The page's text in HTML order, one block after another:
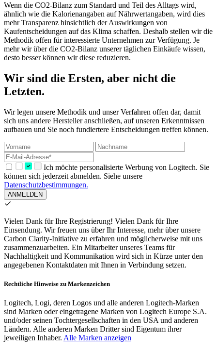
Wenn die CO2-Bilanz zum Standard und Teil des Alltags wird,
ähnlich wie die Kalorienangaben auf Nährwertangaben, wird dies
mehr Transparenz hinsichtlich der Auswirkungen von
Kaufentscheidungen auf das Klima schaffen. Deshalb stellen wir die
Methodik offen für interessierte Unternehmen zur Verfügung. Je
mehr wir über die CO2-Bilanz unserer täglichen Einkäufe wissen,
desto besser können wir diese reduzieren.
Wir sind die Ersten, aber nicht die
Letzten.
Wir legen unsere Methodik und unser Verfahren offen dar, damit
sich uns andere Hersteller anschließen, auf unseren Erkenntnissen
aufbauen und Sie noch fundiertere Entscheidungen treffen können.
Ich möchte personalisierte Werbung von Logitech. Sie
können sich jederzeit abmelden. Siehe unsere
Datenschutzbestimmungen.
ANMELDEN
Vielen Dank für Ihre Registrierung! Vielen Dank für Ihre
Einsendung. Wir freuen uns über Ihr Interesse, mehr über unsere
Carbon Clarity-Initiative zu erfahren und möglicherweise mit uns
zusammenzuarbeiten. Ein Mitarbeiter unseres Teams für
Nachhaltigkeit und Kommunikation wird sich in Kürze unter den
angegebenen Kontaktdaten mit Ihnen in Verbindung setzen.
Rechtliche Hinweise zu Markenzeichen
Logitech, Logi, deren Logos und alle anderen Logitech-Marken
sind Marken oder eingetragene Marken von Logitech Europe S.A.
und/oder seinen Tochtergesellschaften in den USA und anderen
Ländern. Alle anderen Marken Dritter sind Eigentum ihrer
jeweiligen Inhaber. Alle Marken anzeigen